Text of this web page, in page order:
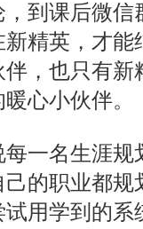
到课后微
精英，才
，也只有
心小伙伴。
每一名生涯
的职业都
用学到的